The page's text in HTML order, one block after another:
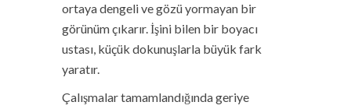
ortaya dengeli ve gözü yormayan bir
görünüm çıkarır. İşini bilen bir boyacı
ustası, küçük dokunuşlarla büyük fark
yaratır.
Çalışmalar tamamlandığında geriye